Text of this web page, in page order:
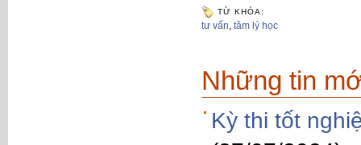
TỪ KHÓA:
tư vấn, tâm lý học
Những tin
Kỳ thi tốt